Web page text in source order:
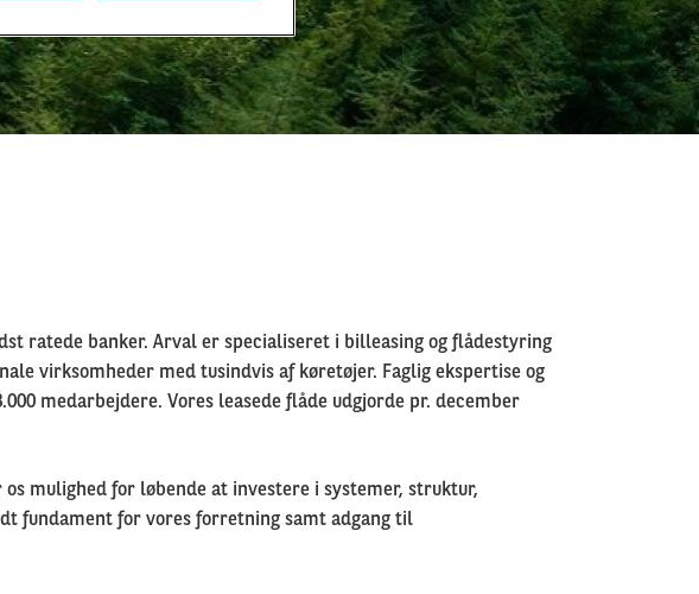
ratede banker. Arval er specialiseret i billeasing og flådestyring
virksomheder med tusindvis af køretøjer. Faglig ekspertise og
medarbejdere. Vores leasede flåde udgjorde pr. december
mulighed for løbende at investere i systemer, struktur,
fundament for vores forretning samt adgang til